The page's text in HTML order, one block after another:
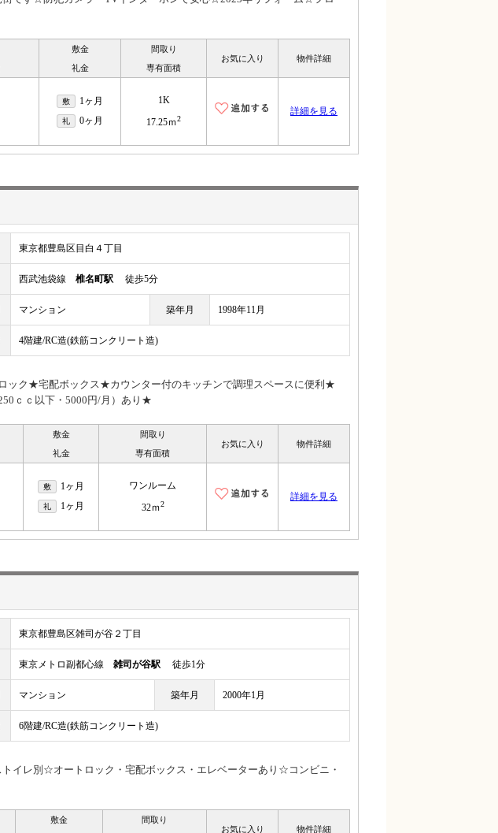
敷金
礼金
間取り
専有面積
お気に入り 物件詳細
敷 1ヶ月
礼 0ヶ月
1K
17.25ｍ2
詳細を見る
東京都豊島区目白４丁目
西武池袋線 椎名町駅 徒歩5分
マンション 築年月 1998年11月
4階建/RC造(鉄筋コンクリート造)
ック★宅配ボックス★カウンター付のキッチンで調理スペースに便利★
ｃｃ以下・5000円/月）あり★
敷金
礼金
間取り
専有面積
お気に入り 物件詳細
敷 1ヶ月
礼 1ヶ月
ワンルーム
32ｍ2
詳細を見る
東京都豊島区雑司が谷２丁目
東京メトロ副都心線 雑司が谷駅 徒歩1分
マンション 築年月 2000年1月
6階建/RC造(鉄筋コンクリート造)
イレ別☆オートロック・宅配ボックス・エレベーターあり☆コンビニ・
敷金
間取り
お気に入り
物件詳細